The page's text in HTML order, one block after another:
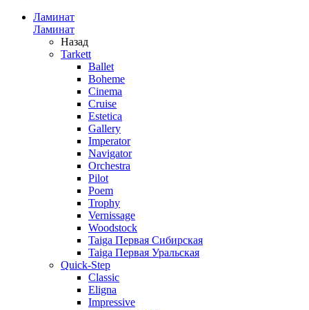
Ламинат
Ламинат
Назад
Tarkett
Ballet
Boheme
Cinema
Cruise
Estetica
Gallery
Imperator
Navigator
Orchestra
Pilot
Poem
Trophy
Vernissage
Woodstock
Taiga Первая Сибирская
Taiga Первая Уральская
Quick-Step
Classic
Eligna
Impressive